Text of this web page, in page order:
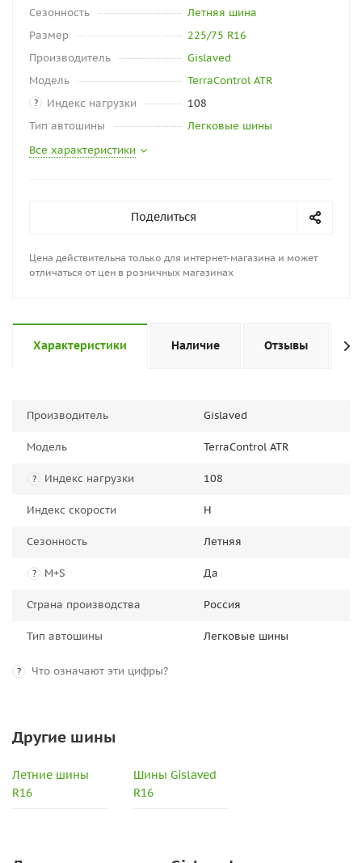
Сезонность
Летняя шина
Размер
225/75 R16
Производитель
Gislaved
Модель
TerraControl ATR
? Индекс нагрузки
108
Тип автошины
Легковые шины
Все характеристики
Поделиться
Цена действительна только для интернет-магазина и может
отличаться от цен в розничных магазинах
Характеристики Наличие Отзывы
Производитель Gislaved
Модель TerraControl ATR
? Индекс нагрузки 108
Индекс скорости H
Сезонность Летняя
? M+S Да
Страна производства Россия
Тип автошины Легковые шины
? Что означают эти цифры?
Другие шины
Летние шины
R16
Шины Gislaved
R16